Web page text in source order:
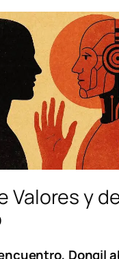
Valores y
Dongil